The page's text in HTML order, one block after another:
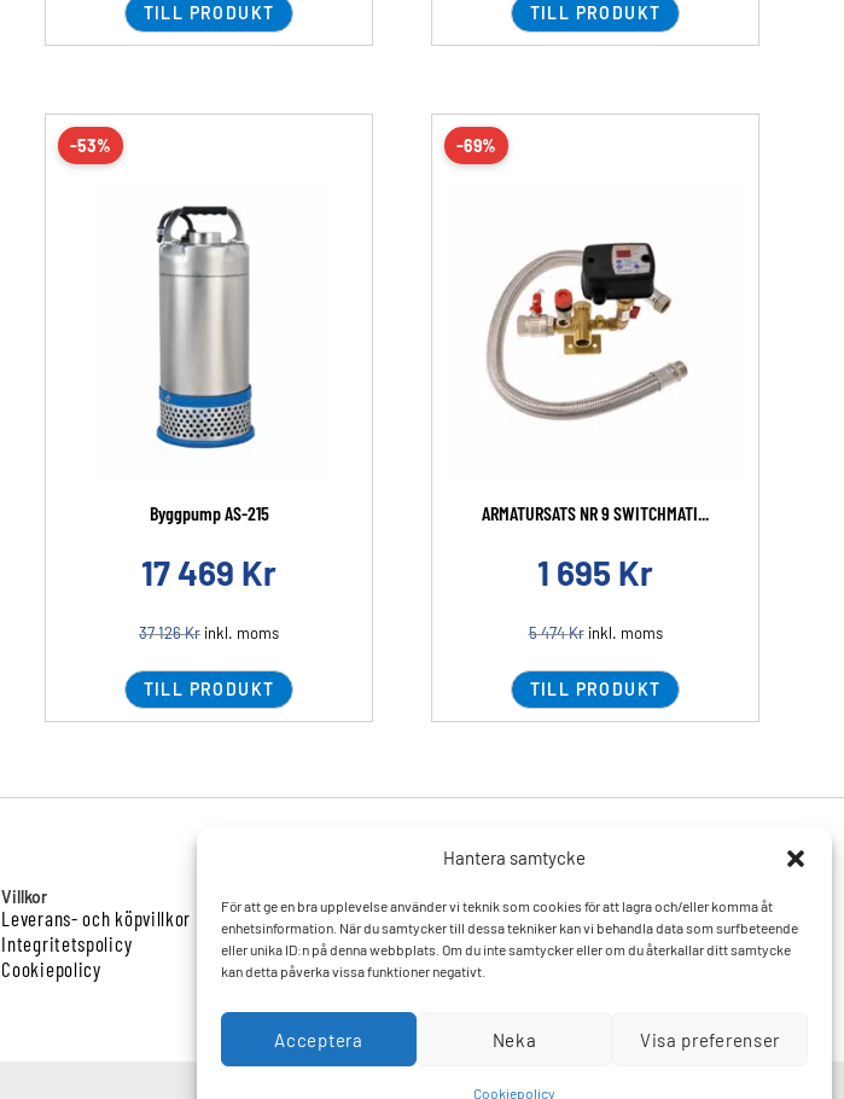
Hantera samtycke
För att ge en bra upplevelse använder vi teknik som cookies för att lagra och/eller komma åt
enhetsinformation. När du samtycker till dessa tekniker kan vi behandla data som surfbeteende
eller unika ID:n på denna webbplats. Om du inte samtycker eller om du återkallar ditt samtycke
kan detta påverka vissa funktioner negativt.
Acceptera Neka Visa preferenser
Cookiepolicy
TILL PRODUKT TILL PRODUKT
-53%
Byggpump AS-215
17 469 Kr
37 126Kr inkl. moms
TILL PRODUKT
-69%
ARMATURSATS NR 9 SWITCHMATI...
1 695 Kr
5 474Krinkl. moms
TILL PRODUKT
Villkor
Leverans- och köpvillkor
Integritetspolicy
Cookiepolicy
Varumärken
Mitt konto
Vanliga frågor och svar
Kontakta oss
Hitta till oss